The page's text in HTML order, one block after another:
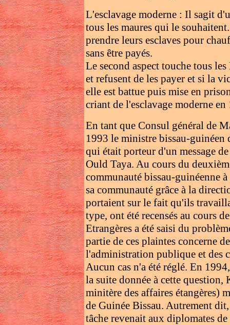
L'esclavage moderne : Il sagit
tous les maures qui le
prendre leurs esclaves pour
sans être payés.
Le second aspect touche tous
et refusent de les payer et si la
elle est battue puis mise en
criant de l'esclavage moderne en
En tant que Consul général de
1993 le ministre bissau-guinéen
qui était porteur d'un message
Ould Taya. Au cours du
communauté bissau-guinéenne
sa communauté grâce à la
portaient sur le fait qu'ils
type, ont été recensés au cours
Etrangères a été saisi du
partie de ces plaintes concerne
l'administration publique et des
Aucun cas n'a été réglé. En
la suite donnée à cette
minitère des affaires étangères)
de Guinée Bissau. Autrement
tâche revenait aux diplomates